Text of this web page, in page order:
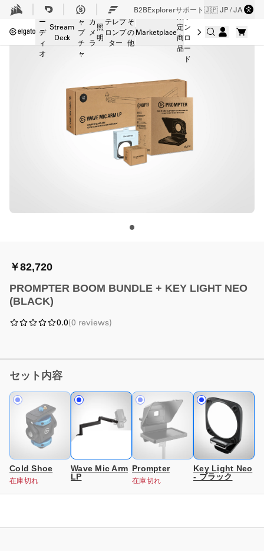
Skip to Main content B2BExplorerサポート🇯🇵 JP / JA
オ
ー
デ
ィ
オ
Stream
Deck
キ
ャ
プ
チ
ャ
カ
メ
ラ
照
明
テレプ
ロンプ
ター
そ
の
他
Marketplace
限
定
商
品
ダ
ウ
ン
ロ
ー
ド
￥82,720
PROMPTER BOOM BUNDLE + KEY LIGHT NEO
(BLACK)
0.0(0 reviews)
セット内容
Cold Shoe
在庫切れ
Wave Mic Arm
LP
Prompter
在庫切れ
Key Light Neo
- ブラック